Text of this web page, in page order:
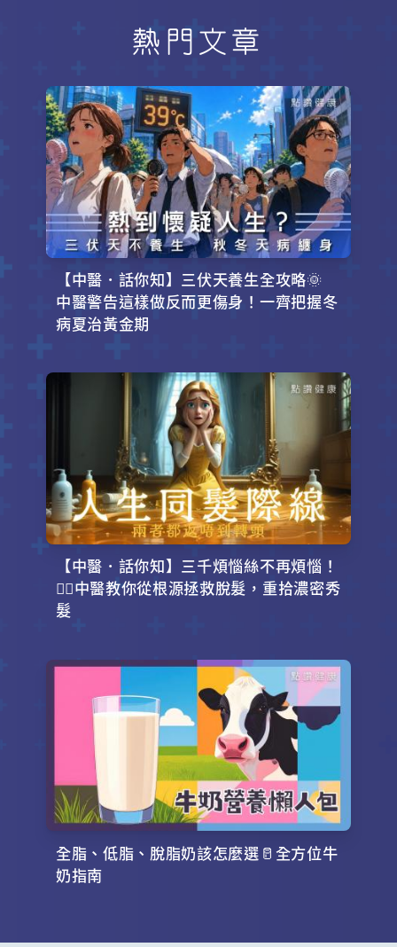
熱門文章
【中醫．話你知】三伏天養生全攻略🌞
中醫警告這樣做反而更傷身！一齊把握冬
病夏治黃金期
【中醫．話你知】三千煩惱絲不再煩惱！
💇‍♂️中醫教你從根源拯救脫髮，重拾濃密秀
髮
全脂、低脂、脫脂奶該怎麼選🥛全方位牛
奶指南